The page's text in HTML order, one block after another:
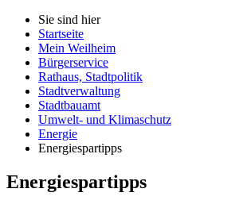
Sie sind hier
Startseite
Mein Weilheim
Bürgerservice
Rathaus, Stadtpolitik
Stadtverwaltung
Stadtbauamt
Umwelt- und Klimaschutz
Energie
Energiespartipps
Energiespartipps